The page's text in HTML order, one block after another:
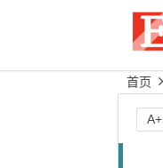
首页
A+